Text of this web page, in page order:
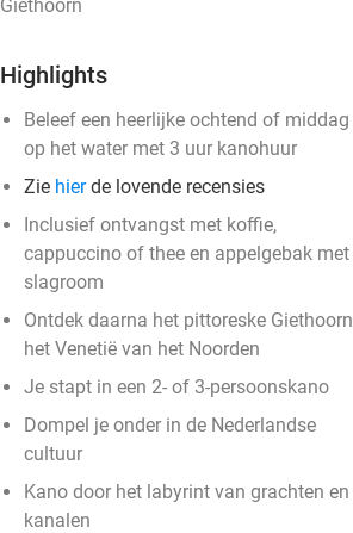
Giethoorn
Highlights
Beleef een heerlijke ochtend of middag
op het water met 3 uur kanohuur
Zie hierde lovende recensies
Inclusief ontvangst met koffie,
cappuccino of thee en appelgebak met
slagroom
Ontdek daarna het pittoreske
het Venetië van het Noorden
Je stapt in een 2- of 3-persoonskano
Dompel je onder in de Nederlandse
cultuur
Kano door het labyrint van grachten en
kanalen